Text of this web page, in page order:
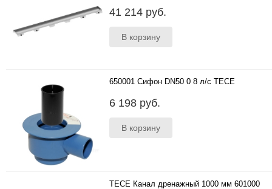
41 214 руб.
650001 Сифон DN50 0 8 л/с ТЕСЕ
6 198 руб.
TECE Канал дренажный 1000 мм 601000